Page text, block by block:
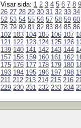
Visar sida: 1 2 3 4 5 6 7 8 9
26 27 28 29 30 31 32 33 34
52 53 54 55 56 57 58 59 60
78 79 80 81 82 83 84 85 86
102 103 104 105 106 107
121 122 123 124 125 126
139 140 141 142 143 144
157 158 159 160 161 162
175 176 177 178 179 180
193 194 195 196 197 198
211 212 213 214 215 216
229 230 231 232 233 234